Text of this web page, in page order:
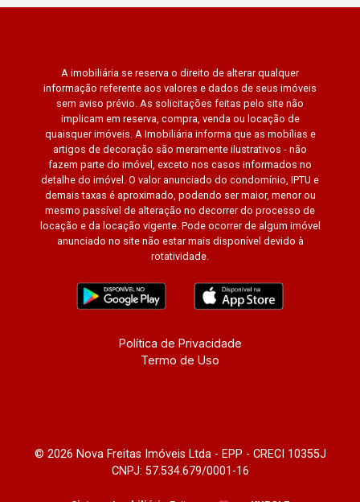
A imobiliária se reserva o direito de alterar qualquer
informação referente aos valores e dados de seus imóveis
sem aviso prévio. As solicitações feitas pelo site não
implicam em reserva, compra, venda ou locação de
quaisquer imóveis. A Imobiliária informa que as mobílias e
artigos de decoração são meramente ilustrativos - não
fazem parte do imóvel, exceto nos casos informados no
detalhe do imóvel. O valor anunciado do condomínio, IPTU e
demais taxas é aproximado, podendo ser maior, menor ou
mesmo passível de alteração no decorrer do processo de
locação e da locação vigente. Pode ocorrer de algum imóvel
anunciado no site não estar mais disponível devido à
rotatividade.
Política de Privacidade
Termo de Uso
© 2026 Nova Freitas Imóveis Ltda - EPP - CRECI 10355J
CNPJ: 57.534.679/0001-16